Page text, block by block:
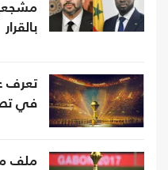
بالقرار
تعرف
في
ملف